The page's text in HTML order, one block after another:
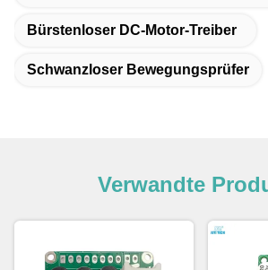
Bürstenloser DC-Motor-Treiber
Schwanzloser Bewegungsprüfer
Verwandte